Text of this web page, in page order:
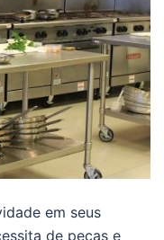
em seus
de peças e